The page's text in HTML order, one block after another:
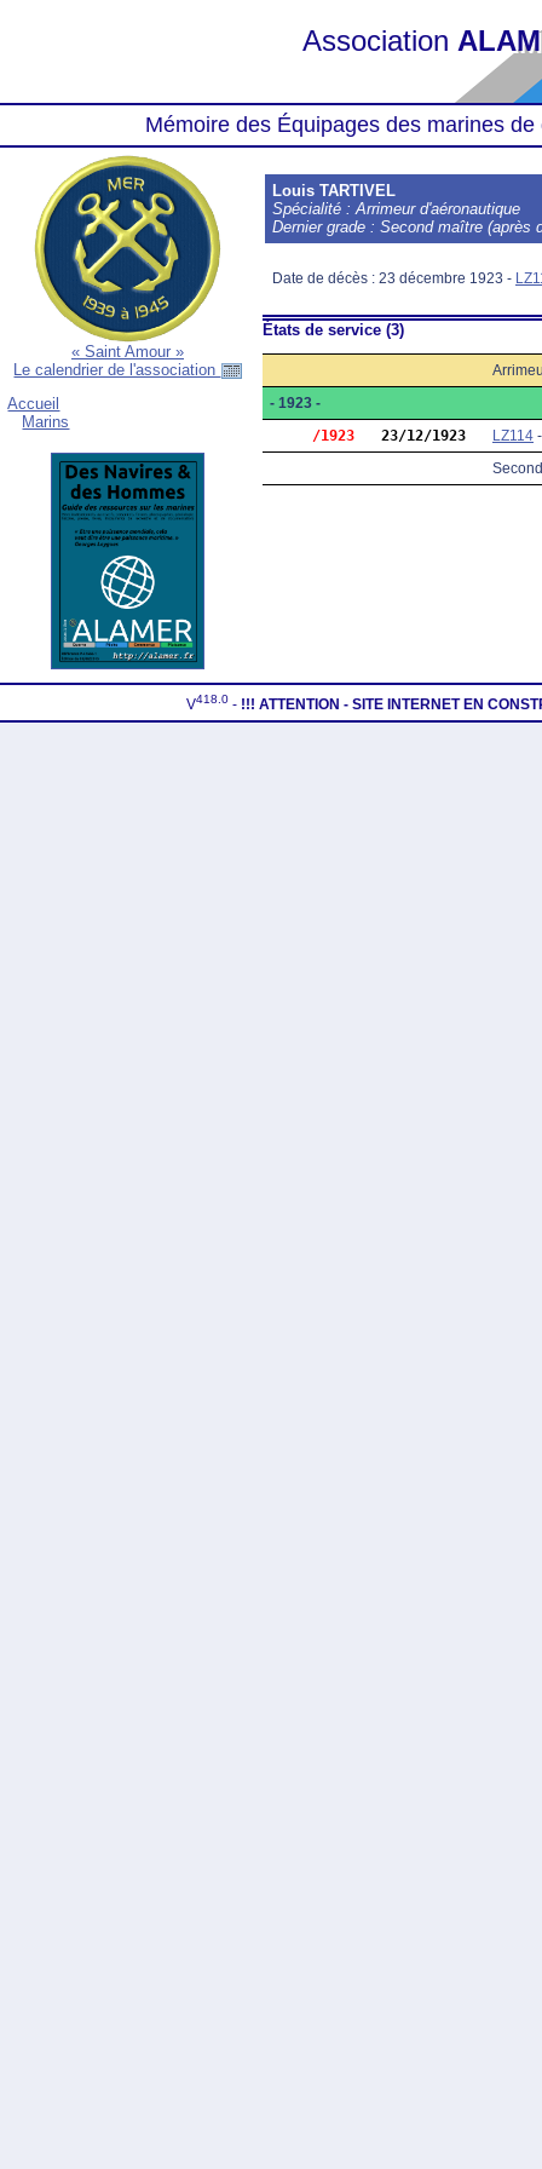
Association
Mémoire des Équipages des marines
« Saint Amour »
Le calendrier de l'association
Accueil
Marins
Louis TARTIVEL
Spécialité : Arrimeur d'aéronautique
Dernier grade : Second maître (après
Date de décès : 23 décembre 1923 -
États de service (3)
- 1923 -
     /1923
23/12/1923 LZ114
V418.0 - !!! ATTENTION - SITE INTERNET EN